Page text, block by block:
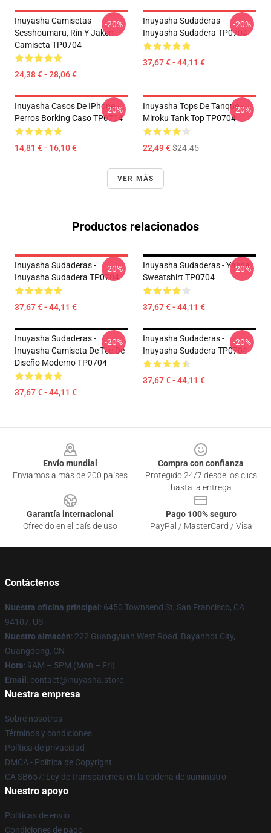
Inuyasha Camisetas -
Sesshoumaru, Rin Y Jaken
Camiseta TP0704
24,38 € - 28,06 €
-20%
Inuyasha Sudaderas -
Inuyasha Sudadera TP0704
37,67 € - 44,11 €
-20%
Inuyasha Casos De IPhone -
Perros Borking Caso TP0704
14,81 € - 16,10 €
-20%
Inuyasha Tops De Tanque -
Miroku Tank Top TP0704
22,49 €$24.45
-20%
VER MÁS
Productos relacionados
Inuyasha Sudaderas -
Inuyasha Sudadera TP0704
37,67 € - 44,11 €
-20%
Inuyasha Sudaderas - Yasha
Sweatshirt TP0704
37,67 € - 44,11 €
-20%
Inuyasha Sudaderas -
Inuyasha Camiseta De Tee De
Diseño Moderno TP0704
37,67 € - 44,11 €
-20%
Inuyasha Sudaderas -
Inuyasha Sudadera TP0704
37,67 € - 44,11 €
-20%
Envío mundial
Enviamos a más de 200 países
Compra con confianza
Protegido 24/7 desde los clics
hasta la entrega
Garantía internacional
Ofrecido en el país de uso
Pago 100% seguro
PayPal / MasterCard / Visa
Contáctenos
Nuestra oficina principal : 6450 Townsend St, San Francisco, CA
94107, US
Nuestro almacén: 222 Guangyuan West Road, Bayanhot City,
Guangdong, CN
Hora: 9AM – 5PM (Mon – Fri)
Email : contact@inuyasha.store
Nuestra empresa
Sobre nosotros
Términos y condiciones
Política de privacidad
DMCA - Política de Copyright
CA SB657: Ley de transparencia en la cadena de suministro
Nuestro apoyo
Políticas de envío
Condiciones de pago